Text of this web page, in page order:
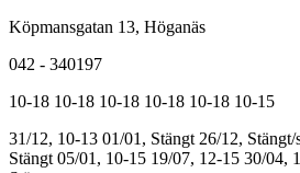
Köpmansgatan 13, Höganäs
042 - 340197
10-18 10-18 10-18 10-18 10-18 10-15
31/12, 10-13 01/01, Stängt 26/12, Stängt/
Stängt 05/01, 10-15 19/07, 12-15 30/04,